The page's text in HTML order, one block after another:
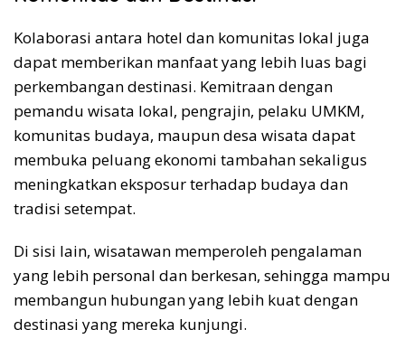
Kolaborasi antara hotel dan komunitas lokal juga
dapat memberikan manfaat yang lebih luas bagi
perkembangan destinasi. Kemitraan dengan
pemandu wisata lokal, pengrajin, pelaku UMKM,
komunitas budaya, maupun desa wisata dapat
membuka peluang ekonomi tambahan sekaligus
meningkatkan eksposur terhadap budaya dan
tradisi setempat.
Di sisi lain, wisatawan memperoleh pengalaman
yang lebih personal dan berkesan, sehingga mampu
membangun hubungan yang lebih kuat dengan
destinasi yang mereka kunjungi.